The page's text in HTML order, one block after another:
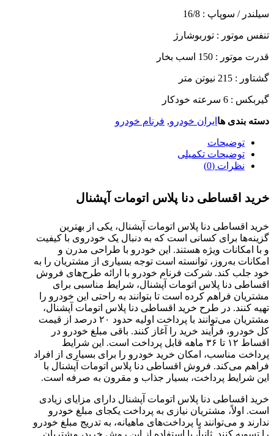
سیلندر / سوپاپ : 16/8
تنفس موتور : توربوشارژ
قدرت موتور : 150 اسب بخار
گشتاور : 215 نیوتن متر
گیربکس : 6 سرعته خودکار
دسته بندی ها ایران خودرو, فرنام خودرو
توضیحات
توضیحات تکمیلی
نظرات (0)
خرید اقساطی دنا پلاس اتومات آپشنال
خرید اقساطی دنا پلاس اتومات آپشنال، یکی از بهترین
گزینه‌ها برای کسانی است که به دنبال یک خودروی با کیفیت
و با امکانات ویژه هستند. این خودرو با طراحی مدرن و
امکانات به‌روز، توانسته است توجه بسیاری از مشتریان را به
خود جلب کند. شرکت فرنام خودرو با ارائه طرح‌های فروش
اقساطی دنا پلاس اتومات آپشنال، شرایط مناسبی برای
مشتریان فراهم کرده است تا بتوانند به راحتی این خودرو را
تهیه کنند. در طرح خرید اقساطی دنا پلاس اتومات آپشنال،
مشتریان می‌توانند با پرداخت اولیه حدود ۲۰ درصد از قیمت
کل خودرو، فرآیند خرید را آغاز کنند. باقی مبلغ خودرو در
اقساط ۱۲ تا ۳۶ ماهه قابل پرداخت است. این شرایط
پرداخت مناسب، امکان خرید خودرو را برای بسیاری از افراد
فراهم می‌کند. فروش اقساطی دنا پلاس اتومات آپشنال با
این شرایط پرداخت، بسیار جذاب و مقرون به صرفه است.
خرید اقساطی دنا پلاس اتومات آپشنال دارای مزایای زیادی
است. اولاً، مشتریان نیازی به پرداخت یکجای مبلغ خودرو
ندارند و می‌توانند با پرداخت‌های ماهیانه، به تدریج مبلغ خودرو
را تسویه کنند. ثانیاً، با استفاده از این روش خرید، مشتریان